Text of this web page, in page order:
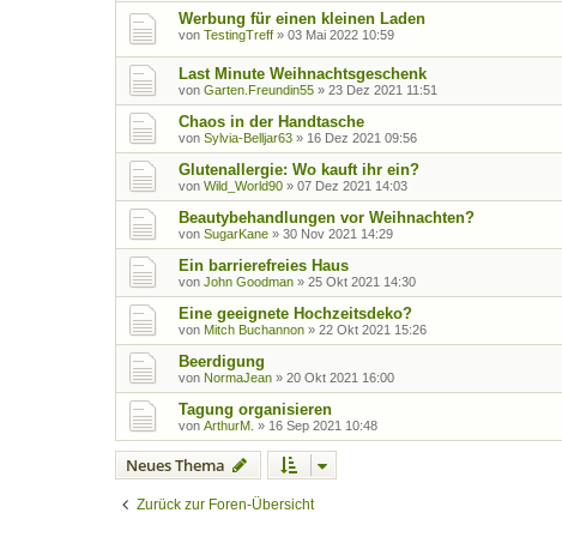
Werbung für einen kleinen Laden
von TestingTreff » 03 Mai 2022 10:59
Last Minute Weihnachtsgeschenk
von Garten.Freundin55 » 23 Dez 2021 11:51
Chaos in der Handtasche
von Sylvia-Belljar63 » 16 Dez 2021 09:56
Glutenallergie: Wo kauft ihr ein?
von Wild_World90 » 07 Dez 2021 14:03
Beautybehandlungen vor Weihnachten?
von SugarKane » 30 Nov 2021 14:29
Ein barrierefreies Haus
von John Goodman » 25 Okt 2021 14:30
Eine geeignete Hochzeitsdeko?
von Mitch Buchannon » 22 Okt 2021 15:26
Beerdigung
von NormaJean » 20 Okt 2021 16:00
Tagung organisieren
von ArthurM. » 16 Sep 2021 10:48
Neues Thema
Zurück zur Foren-Übersicht